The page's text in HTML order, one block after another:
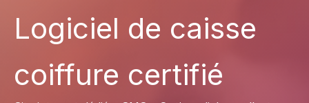
Logiciel de caisse
coiffure certifié